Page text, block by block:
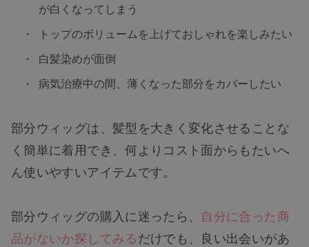
が白くなってしまう
トップのボリュームを上げておしゃれを楽しみたい
白髪染めが面倒
病気治療中の間、薄くなった部分をカバーしたい
部分ウィッグは、髪型を大きく変化させることな
く簡単に着用でき、何よりコスト面からもたいへ
ん使いやすいアイテムです。
部分ウィッグの購入に迷ったら、 自分に合った商
品がないか探してみるだけでも、良い出会いがあ